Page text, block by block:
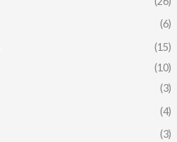
(6)
(15)
(10)
(3)
(4)
(3)